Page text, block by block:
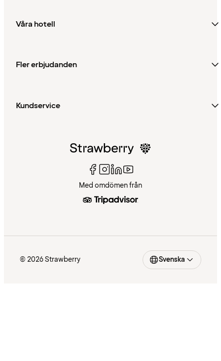
Våra hotell
Fler erbjudanden
Kundservice
Med omdömen från
© 2026 Strawberry Svenska